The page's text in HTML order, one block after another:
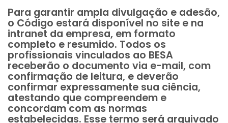
Para garantir ampla divulgação e adesão,
o Código estará disponível no site e na
intranet da empresa, em formato
completo e resumido. Todos os
profissionais vinculados ao BESA
receberão o documento via e-mail, com
confirmação de leitura, e deverão
confirmar expressamente sua ciência,
atestando que compreendem e
concordam com as normas
estabelecidas. Esse termo será arquivado